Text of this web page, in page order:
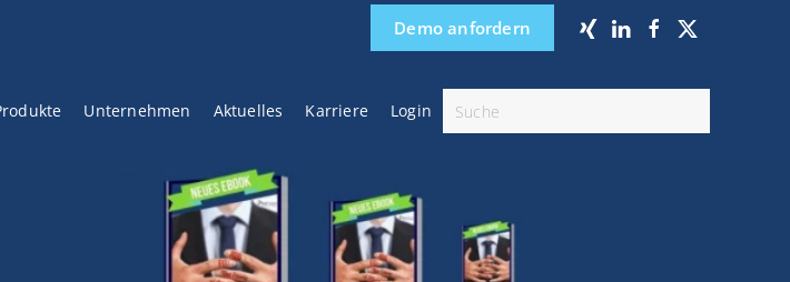
Demo anfordern
Unternehmen Aktuelles Karriere Login